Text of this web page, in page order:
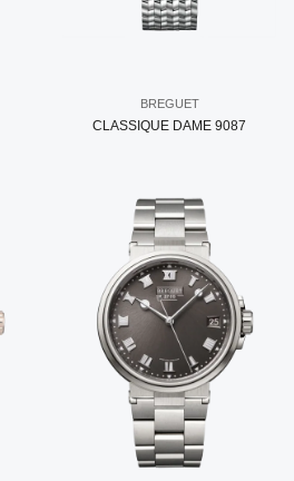
BREGUET
CLASSIQUE DAME 9087